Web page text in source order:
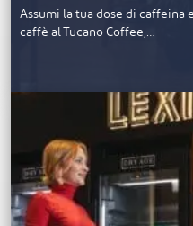
Assumi la tua dose di
caffè al Tucano Coffee,…